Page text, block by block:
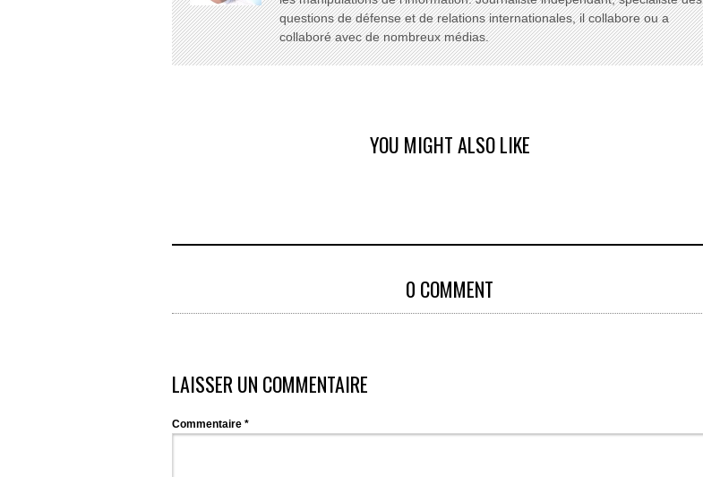
questions de défense et de relations internationales, il collabore ou a
collaboré avec de nombreux médias.
YOU MIGHT ALSO LIKE
0 COMMENT
LAISSER UN COMMENTAIRE
Commentaire *